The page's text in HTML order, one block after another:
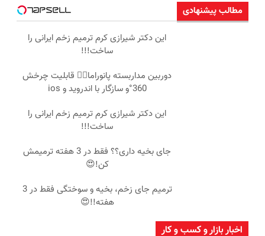
مطالب پیشنهادی
این دکتر شیرازی کرم ترمیم زخم ایرانی را
ساخت!!!
دوربین مداربسته پانوراما👈🏻 قابلیت چرخش
360°و سازگار با اندروید و ios
این دکتر شیرازی کرم ترمیم زخم ایرانی را
ساخت!!!
جای بخیه داری؟؟ فقط در 3 هفته ترمیمش
کن!😍
ترمیم جای زخم، بخیه و سوختگی فقط در 3
هفته!!😍
اخبار بازار و کسب و کار